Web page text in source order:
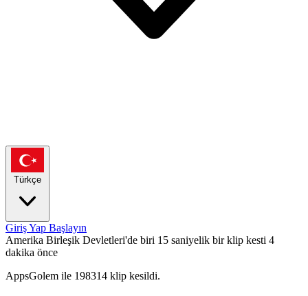
Türkçe
Giriş Yap Başlayın
Amerika Birleşik Devletleri'de biri 15 saniyelik bir klip kesti 4
dakika önce
AppsGolem ile 198314 klip kesildi.